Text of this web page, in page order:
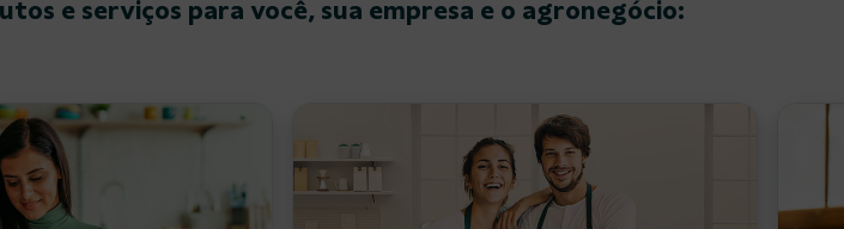
e serviços para você, sua empresa e o agronegócio: